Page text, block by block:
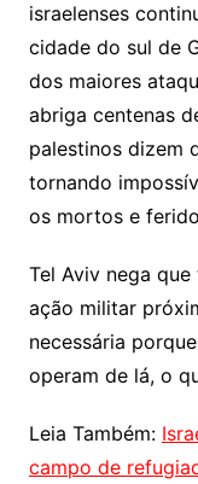
israelenses
cidade do sul de
dos maiores
abriga centenas
palestinos dizem
tornando
os mortos e
Tel Aviv nega
ação militar
necessária
operam de lá, o
Leia Também:
campo de